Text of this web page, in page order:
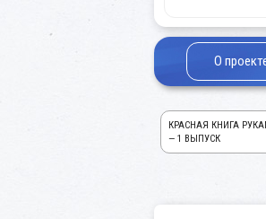
О
КРАСНАЯ КНИГА
— 1 ВЫПУСК